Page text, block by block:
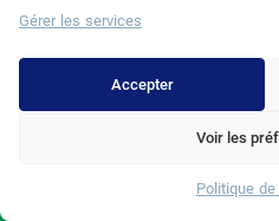
Gérer les services
Accepter
Voir les
Politique
30/06/2026
Abdominoplastie
d’Or Majeures
29/06/2026